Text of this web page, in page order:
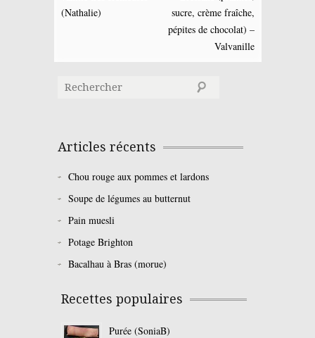
(Nathalie)
sucre, crème fraîche,
pépites de chocolat) –
Valvanille
Articles récents
Chou rouge aux pommes et lardons
Soupe de légumes au butternut
Pain muesli
Potage Brighton
Bacalhau à Bras (morue)
Recettes populaires
Purée (SoniaB)